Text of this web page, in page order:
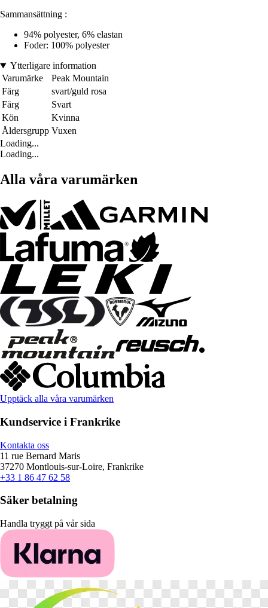
Sammansättning :
94% polyester, 6% elastan
Foder: 100% polyester
Ytterligare information
Varumärke
Peak Mountain
Färg
svart/guld rosa
Färg
Svart
Kön
Kvinna
Åldersgrupp Vuxen
Loading...
Loading...
Alla våra varumärken
Upptäck alla våra varumärken
Kundservice i Frankrike
Kontakta oss
11 rue Bernard Maris
37270 Montlouis-sur-Loire, Frankrike
+33 1 86 47 62 58
Säker betalning
Handla tryggt på vår sida